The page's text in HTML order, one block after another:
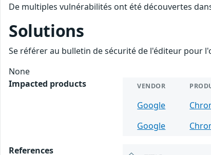
De multiples vulnérabilités ont été découvertes
Solutions
Se référer au bulletin de sécurité de l'éditeur pour
None
Impacted products
VENDOR
Google
Google
References